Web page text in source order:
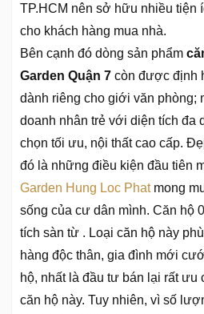
TP.HCM nên sở hữu nhiều tiện
cho khách hàng mua nhà.
Bên cạnh đó dòng sản phẩm
Garden Quận 7 còn được định
dành riêng cho giới văn phòng;
doanh nhân trẻ với diện tích đa
chọn tối ưu, nội thất cao cấp.
đó là những điều kiện đầu tiên
Garden Hung Loc Phatmong
sống của cư dân mình. Căn hộ
tích sàn từ . Loại căn hộ này
hàng độc thân, gia đình mới
hộ, nhất là đầu tư bán lại rất ưu
căn hộ này. Tuy nhiên, vì số